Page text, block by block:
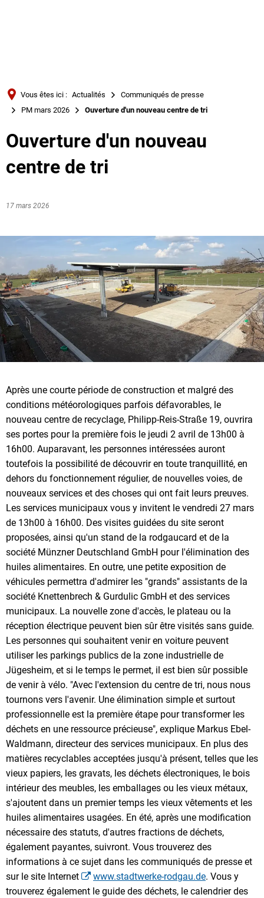
Русский
Vous êtes ici : Actualités
Communiqués de presse
PM mars 2026
Ouverture d'un nouveau centre de tri
Ouverture d'un nouveau
centre de tri
17 mars 2026
Après une courte période de construction et malgré des
conditions météorologiques parfois défavorables, le
nouveau centre de recyclage, Philipp-Reis-Straße 19, ouvrira
ses portes pour la première fois le jeudi 2 avril de 13h00 à
16h00. Auparavant, les personnes intéressées auront
toutefois la possibilité de découvrir en toute tranquillité, en
dehors du fonctionnement régulier, de nouvelles voies, de
nouveaux services et des choses qui ont fait leurs preuves.
Les services municipaux vous y invitent le vendredi 27 mars
de 13h00 à 16h00. Des visites guidées du site seront
proposées, ainsi qu'un stand de la rodgaucard et de la
société Münzner Deutschland GmbH pour l'élimination des
huiles alimentaires. En outre, une petite exposition de
véhicules permettra d'admirer les "grands" assistants de la
société Knettenbrech & Gurdulic GmbH et des services
municipaux. La nouvelle zone d'accès, le plateau ou la
réception électrique peuvent bien sûr être visités sans guide.
Les personnes qui souhaitent venir en voiture peuvent
utiliser les parkings publics de la zone industrielle de
Jügesheim, et si le temps le permet, il est bien sûr possible
de venir à vélo. "Avec l'extension du centre de tri, nous nous
tournons vers l'avenir. Une élimination simple et surtout
professionnelle est la première étape pour transformer les
déchets en une ressource précieuse", explique Markus Ebel-
Waldmann, directeur des services municipaux. En plus des
matières recyclables acceptées jusqu'à présent, telles que les
vieux papiers, les gravats, les déchets électroniques, le bois
intérieur des meubles, les emballages ou les vieux métaux,
s'ajoutent dans un premier temps les vieux vêtements et les
huiles alimentaires usagées. En été, après une modification
nécessaire des statuts, d'autres fractions de déchets,
également payantes, suivront. Vous trouverez des
informations à ce sujet dans les communiqués de presse et
sur le site Internet
www.stadtwerke-rodgau.de. Vous y
trouverez également le guide des déchets, le calendrier des